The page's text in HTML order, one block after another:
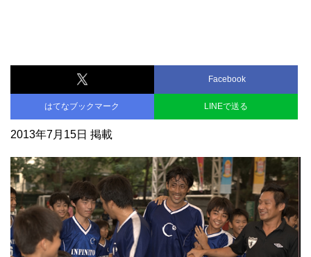
Facebook
はてなブックマーク LINEで送る
2013年7月15日 掲載